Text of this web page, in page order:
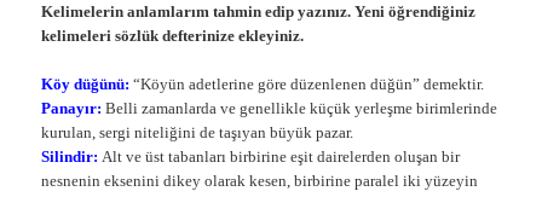
Kelimelerin anlamlarım tahmin edip yazınız. Yeni öğrendiğiniz
kelimeleri sözlük defterinize ekleyiniz.
Köy düğünü: “Köyün adetlerine göre düzenlenen düğün” demektir.
Panayır: Belli zamanlarda ve genellikle küçük yerleşme birimlerinde
kurulan, sergi niteliğini de taşıyan büyük pazar.
Silindir: Alt ve üst tabanları birbirine eşit dairelerden oluşan bir
nesnenin eksenini dikey olarak kesen, birbirine paralel iki yüzeyin